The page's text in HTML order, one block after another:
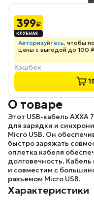
399₽
Авторизуйтесь, чтобы
цены с выгодой до 100 ₽
Кэшбек
О товаре
Этот USB-кабель AXXA
для зарядки и
Micro USB. Он
быстро заряжать
оплетка кабеля
долговечность.
и совместим с
разъемом Micro USB.
Характеристики